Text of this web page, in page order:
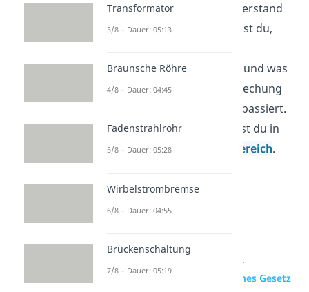
Spannung, Strom und Widerstand
im Kreis wirken. So erkennst du,
geschlossenen Kreis fließt und was
in Grenzfällen wie Unterbrechung
oder direkter Verbindung passiert.
Weitere Videos dazu findest du in
unseremElektrotechnikbereich.
zur Videoseite: Bauteile der
Elektrotechnik und Ohmsches Gesetz
Transformator
3/8 – Dauer: 05:13
Braunsche Röhre
4/8 – Dauer: 04:45
Fadenstrahlrohr
5/8 – Dauer: 05:28
Wirbelstrombremse
6/8 – Dauer: 04:55
Brückenschaltung
7/8 – Dauer: 05:19